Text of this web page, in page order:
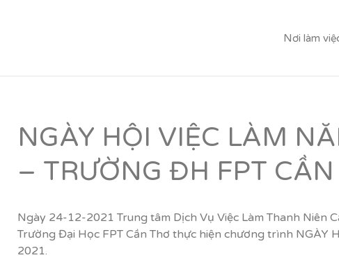
Nơi làm
NGÀY HỘI VIỆC LÀM
– TRƯỜNG ĐH FPT
Ngày 24-12-2021 Trung tâm Dịch Vụ Việc Làm Thanh Niên
Trường Đại Học FPT Cần Thơ thực hiện chương trình NGÀY
2021.